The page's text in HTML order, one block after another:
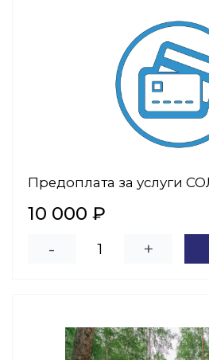
Предоплата за услуги
10 000 ₽
-
+